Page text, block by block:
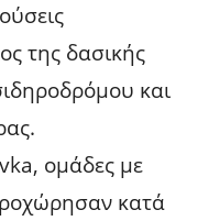
της δασικής
και
ομάδες με
κατά